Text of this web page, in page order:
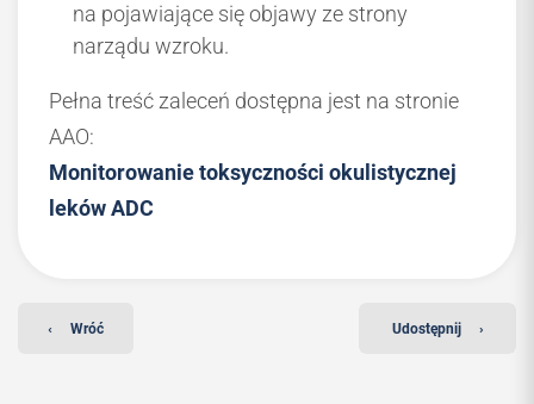
na pojawiające się objawy ze strony
narządu wzroku.
Pełna treść zaleceń dostępna jest na stronie
AAO:
Monitorowanie toksyczności okulistycznej
leków ADC
‹ Wróć Udostępnij ›